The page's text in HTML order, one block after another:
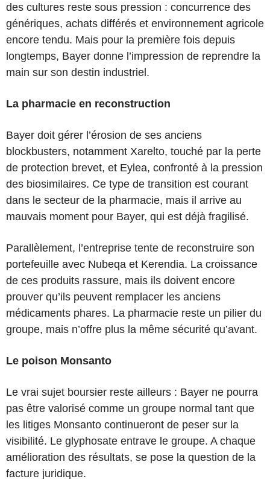
des cultures reste sous pression : concurrence des
génériques, achats différés et environnement agricole
encore tendu. Mais pour la première fois depuis
longtemps, Bayer donne l’impression de reprendre la
main sur son destin industriel.
La pharmacie en reconstruction
Bayer doit gérer l’érosion de ses anciens
blockbusters, notamment Xarelto, touché par la perte
de protection brevet, et Eylea, confronté à la pression
des biosimilaires. Ce type de transition est courant
dans le secteur de la pharmacie, mais il arrive au
mauvais moment pour Bayer, qui est déjà fragilisé.
Parallèlement, l’entreprise tente de reconstruire son
portefeuille avec Nubeqa et Kerendia. La croissance
de ces produits rassure, mais ils doivent encore
prouver qu’ils peuvent remplacer les anciens
médicaments phares. La pharmacie reste un pilier du
groupe, mais n’offre plus la même sécurité qu’avant.
Le poison Monsanto
Le vrai sujet boursier reste ailleurs : Bayer ne pourra
pas être valorisé comme un groupe normal tant que
les litiges Monsanto continueront de peser sur la
visibilité. Le glyphosate entrave le groupe. A chaque
amélioration des résultats, se pose la question de la
facture juridique.